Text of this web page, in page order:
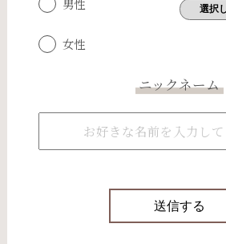
男性
女性
ニックネーム